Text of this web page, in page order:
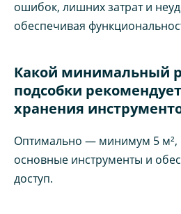
ошибок, лишних затрат и
обеспечивая
Какой минимальный
подсобки
хранения
Оптимально — минимум 5 м²,
основные инструменты и
доступ.